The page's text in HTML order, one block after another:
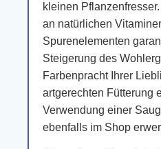
kleinen
an natürlichen
Spurenelementen
Steigerung des
Farbenpracht Ihrer
artgerechten Fütterung
Verwendung einer
ebenfalls im Shop